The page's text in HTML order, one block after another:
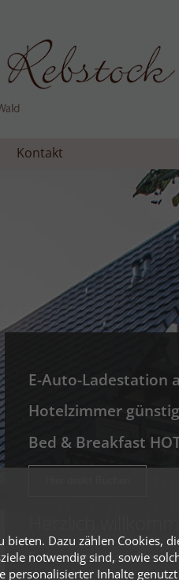
Kontakt
E-Auto-Ladestation
Hotelzimmer
Bed & Breakfast
Es freut uns, dass Sie
Dazu zählen Cookies,
notwendig sind, sowie
Inhalte